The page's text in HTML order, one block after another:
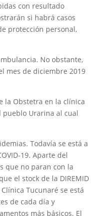
con resultado
si habrá casos
protección personal,
No obstante,
mes de diciembre 2019
la Obstetra en la clínica
pueblo Urarina al cual
Todavía se está a
19. Aparte del
que no paran con la
el stock de la DIREMID
Tucunaré se está
de cada día y
más básicos. El